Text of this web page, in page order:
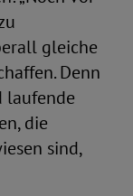
gleiche
Denn
laufende
die
sind,